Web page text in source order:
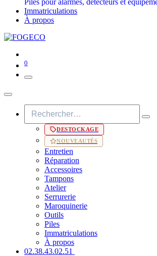
Immatriculations
À propos
0
DESTOCKAGE
NOUVEAUTÉS
Entretien
Réparation
Accessoires
Tampons
Atelier
Serrurerie
Maroquinerie
Outils
Piles
Immatriculations
À propos
02.38.43​.02.51